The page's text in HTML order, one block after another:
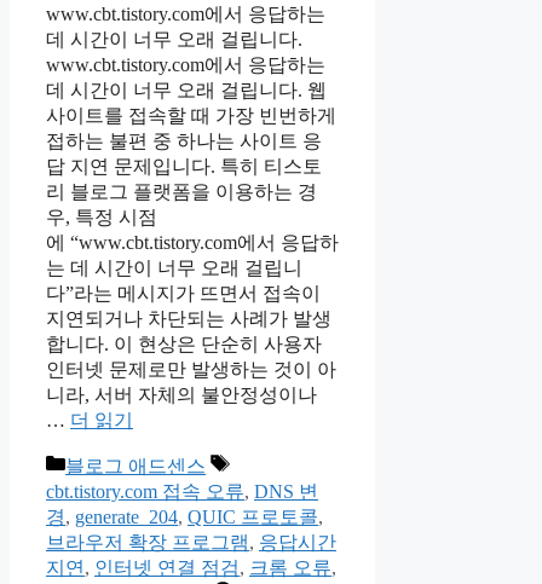
www.cbt.tistory.com에서 응답하는
데 시간이 너무 오래 걸립니다.
www.cbt.tistory.com에서 응답하는
데 시간이 너무 오래 걸립니다. 웹
사이트를 접속할 때 가장 빈번하게
접하는 불편 중 하나는 사이트 응
답 지연 문제입니다. 특히 티스토
리 블로그 플랫폼을 이용하는 경
우, 특정 시점
에 “www.cbt.tistory.com에서 응답하
는 데 시간이 너무 오래 걸립니
다”라는 메시지가 뜨면서 접속이
지연되거나 차단되는 사례가 발생
합니다. 이 현상은 단순히 사용자
인터넷 문제로만 발생하는 것이 아
니라, 서버 자체의 불안정성이나
… 더 읽기
카
테
고
리
블로그 애드센스
태
그
cbt.tistory.com 접속 오류, DNS 변
경, generate_204, QUIC 프로토콜,
브라우저 확장 프로그램, 응답시간
지연 , 인터넷 연결 점검, 크롬 오류,